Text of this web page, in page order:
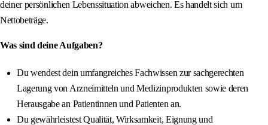
deiner persönlichen Lebenssituation abweichen. Es handelt sich um
Nettobeträge.
Was sind deine Aufgaben?
Du wendest dein umfangreiches Fachwissen zur sachgerechten
Lagerung von Arzneimitteln und Medizinprodukten sowie deren
Herausgabe an Patientinnen und Patienten an.
Du gewährleistest Qualität, Wirksamkeit, Eignung und